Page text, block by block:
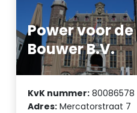
Power voor de
Bouwer B.V.
KvK nummer: 80086578
Adres: Mercatorstraat 7